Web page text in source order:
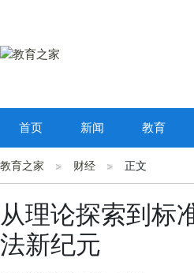
首页 新闻 教育
教育之家 财经 正文
从理论探索到标
法新纪元